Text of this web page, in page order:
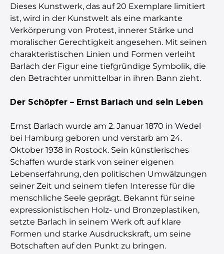
Dieses Kunstwerk, das auf 20 Exemplare limitiert
ist, wird in der Kunstwelt als eine markante
Verkörperung von Protest, innerer Stärke und
moralischer Gerechtigkeit angesehen. Mit seinen
charakteristischen Linien und Formen verleiht
Barlach der Figur eine tiefgründige Symbolik, die
den Betrachter unmittelbar in ihren Bann zieht.
Der Schöpfer – Ernst Barlach und sein Leben
Ernst Barlach wurde am 2. Januar 1870 in Wedel
bei Hamburg geboren und verstarb am 24.
Oktober 1938 in Rostock. Sein künstlerisches
Schaffen wurde stark von seiner eigenen
Lebenserfahrung, den politischen Umwälzungen
seiner Zeit und seinem tiefen Interesse für die
menschliche Seele geprägt. Bekannt für seine
expressionistischen Holz- und Bronzeplastiken,
setzte Barlach in seinem Werk oft auf klare
Formen und starke Ausdruckskraft, um seine
Botschaften auf den Punkt zu bringen.